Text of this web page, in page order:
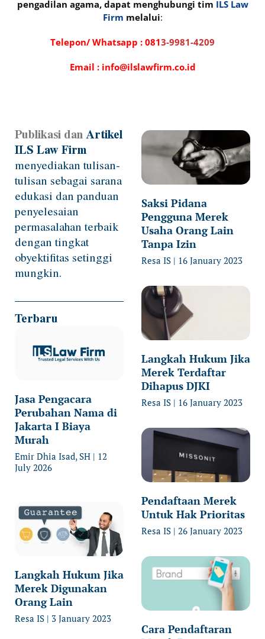
pengadilan agama, dapat menghubungi tim ILS Law
Firm melalui:
Telepon/ Whatsapp : 0813-9981-4209
Email : info@ilslawfirm.co.id
Publikasi danArtikel
ILS Law Firm
menyediakan tulisan-
tulisan sebagai sarana
edukasi dan panduan
penyelesaian
permasalahan terbaik
dengan tingkat
obyektifitas setinggi
mungkin.
Terbaru
Jasa Pengacara
Perubahan Nama di
Jakarta I Biaya
Murah
Emir Dhia Isad, SH
12
July 2026
Langkah Hukum Jika
Merek Digunakan
Orang Lain
Resa IS 3 January 2023
Saksi Pidana
Pengguna Merek
Usaha Orang Lain
Tanpa Izin
Resa IS 16 January 2023
Langkah Hukum Jika
Merek Terdaftar
Dihapus DJKI
Resa IS 16 January 2023
Pendaftaan Merek
Untuk Hak Prioritas
Resa IS 26 January 2023
Cara Pendaftaran
PagePagePage